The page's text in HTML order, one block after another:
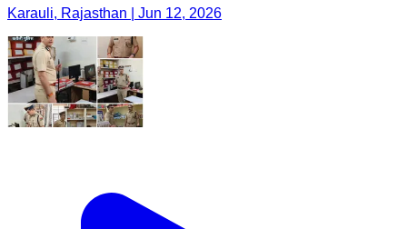
Karauli, Rajasthan | Jun 12, 2026